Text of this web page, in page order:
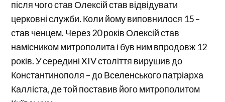
після чого став Олексій став відвідувати
церковні служби. Коли йому виповнилося 15 –
став ченцем. Через 20 років Олексій став
намісником митрополита і був ним впродовж 12
років. У середині XIV століття вирушив до
Константинополя – до Вселенського патріарха
Калліста, де той поставив його митрополитом